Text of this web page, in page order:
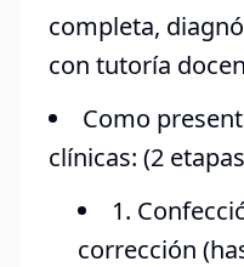
completa,
con tutoría
Como
clínicas: (2
1.
corrección